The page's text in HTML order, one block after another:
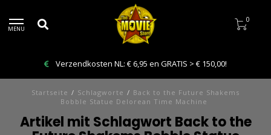
MENU
0
Verzendkosten NL: € 6,95 en GRATIS > € 150,00!
Startseite / Schlagworte / Back to the Future Shakems
Bobble Statue Delorean Time Machine
Artikel mit Schlagwort Back to the